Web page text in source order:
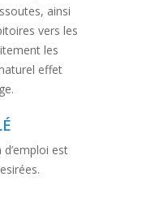
ainsi
vers les
les
effet
est